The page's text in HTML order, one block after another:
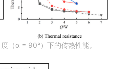
（α = 90°）下的传热性能。